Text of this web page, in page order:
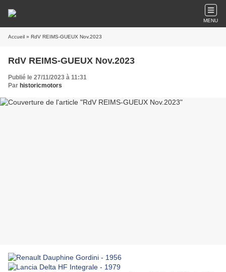
MENU
Accueil » RdV REIMS-GUEUX Nov.2023
RdV REIMS-GUEUX Nov.2023
Publié le 27/11/2023 à 11:31
Par historicmotors